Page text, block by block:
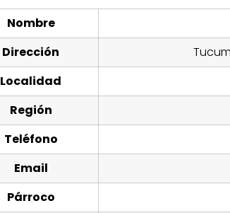
Nombre
Dirección
Localidad
Región
Teléfono
Email
Párroco